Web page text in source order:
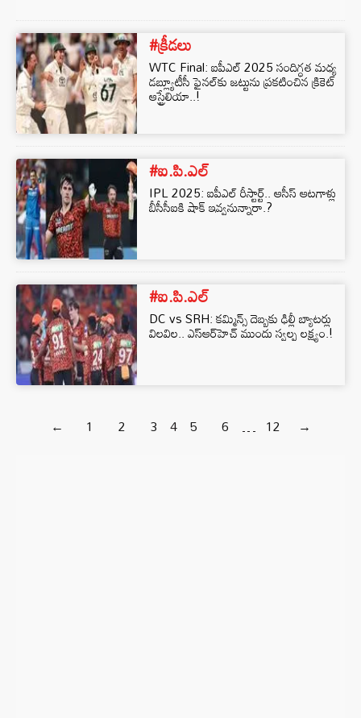
#క్రీడలు
WTC Final: ఐపీఎల్ 2025 సందిగ్ధత మధ్య
డబ్ల్యూటీసీ ఫైనల్⁭కు జట్టును ప్రకటించిన క్రికెట్
ఆస్ట్రేలియా..!
#ఐ.పి.ఎల్
IPL 2025: ఐపీఎల్ రీస్టార్ట్.. ఆసీస్ ఆటగాళ్లు
బీసీసీఐకి షాక్ ఇవ్వనున్నారా.?
#ఐ.పి.ఎల్
DC vs SRH: కమ్మిన్స్ దెబ్బకు ఢిల్లీ బ్యాటర్లు
విలవిల.. ఎస్⁭ఆర్⁭హెచ్ ముందు స్వల్ప లక్ష్యం.!
← 1 2 3 4 5 6 … 12 →